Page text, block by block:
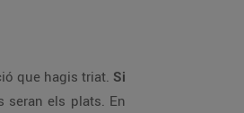
que hagis triat. Si
seran els plats. En